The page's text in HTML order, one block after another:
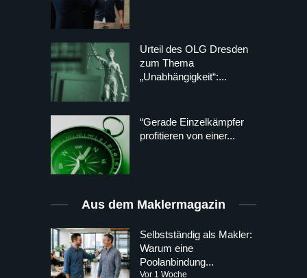
Urteil des OLG Dresden
zum Thema
„Unabhängigkeit“:...
“Gerade Einzelkämpfer
profitieren von einer...
Aus dem Maklermagazin
Selbstständig als Makler:
Warum eine
Poolanbindung...
Vor 1 Woche